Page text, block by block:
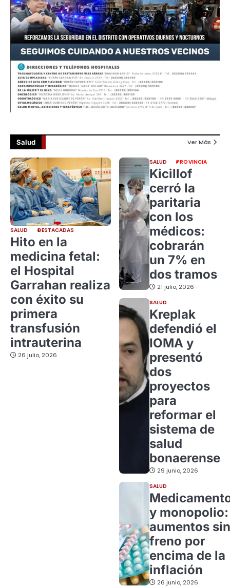
Salud Ver Más
SALUD DESTACADAS
Hito en la
medicina fetal:
el Hospital
Garrahan realiza
con éxito su
primera
transfusión
intrauterina
26 julio, 2026
SALUD PROVINCIA
Kicillof
cerró la
paritaria
con los
médicos:
cobrarán
un 7% en
dos tramos
21 julio, 2026
SALUD
Kreplak
defendió el
IOMA y
presentó
dos
proyectos
para
reformar el
sistema de
salud
bonaerense
29 junio, 2026
SALUD
y monopolio:
aumentos sin
freno por
encima de la
inflación
26 junio, 2026